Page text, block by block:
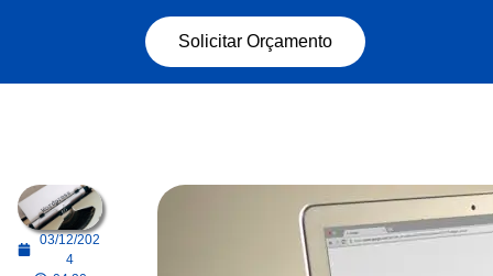
Solicitar Orçamento
03/12/202
4